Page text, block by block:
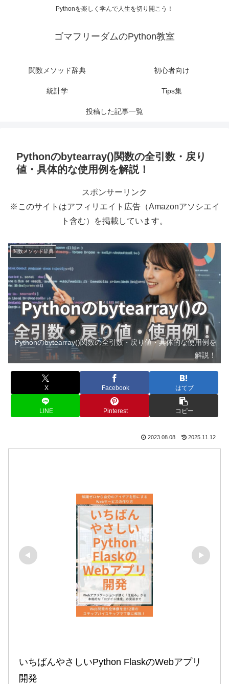
Pythonを楽しく学んで人生を切り開こう！
ゴマフリーダムのPython教室
関数メソッド辞典 初心者向け
統計学 Tips集
投稿した記事一覧
Pythonのbytearray()関数の全引数・戻り
値・具体的な使用例を解説！
スポンサーリンク
※このサイトはアフィリエイト広告（Amazonアソシエイ
ト含む）を掲載しています。
関数メソッド辞典
Pythonのbytearray()関数の全引数・戻り値・具体的な使用例を
解説！
X Facebook はてブ
LINE Pinterest コピー
2023.08.08 2025.11.12
いちばんやさしいPython FlaskのWebアプリ
開発